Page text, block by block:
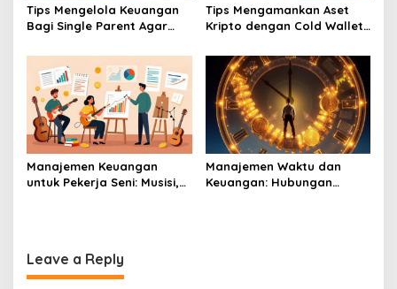
Tips Mengelola Keuangan
Bagi Single Parent Agar
Terpenuhi
Tips Mengamankan Aset
Kripto dengan Cold Wallet
Manajemen Keuangan
untuk Pekerja Seni: Musisi,
Manajemen Waktu dan
Keuangan: Hubungan
Leave a Reply